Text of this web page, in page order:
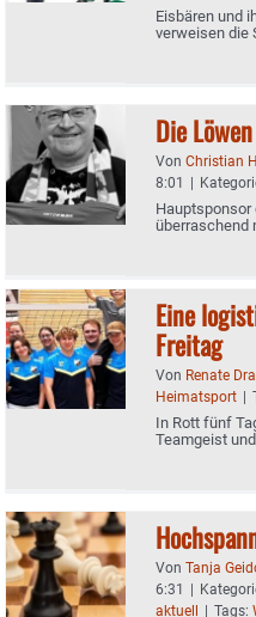
Eisbären und
verweisen die
Die
Von Christian
8:01 |
Hauptsponsor
überraschend
Eine
Freitag
Von Renate
Heimatsport |
In Rott fünf
Teamgeist
Von Tanja
6:31 |
aktuell | Tags: